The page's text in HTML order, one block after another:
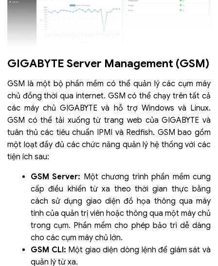
GIGABYTE Server Management (GSM)
GSM là một bộ phần mềm có thể quản lý các cụm máy
chủ đồng thời qua internet. GSM có thể chạy trên tất cả
các máy chủ GIGABYTE và hỗ trợ Windows và Linux.
GSM có thể tải xuống từ trang web của GIGABYTE và
tuân thủ các tiêu chuẩn IPMI và Redfish. GSM bao gồm
một loạt đầy đủ các chức năng quản lý hệ thống với các
tiện ích sau:
GSM Server: Một chương trình phần mềm cung
cấp điều khiển từ xa theo thời gian thực bằng
cách sử dụng giao diện đồ họa thông qua máy
tính của quản trị viên hoặc thông qua một máy chủ
trong cụm. Phần mềm cho phép bảo trì dễ dàng
cho các cụm máy chủ lớn.
GSM CLI: Một giao diện dòng lệnh để giám sát và
quản lý từ xa.